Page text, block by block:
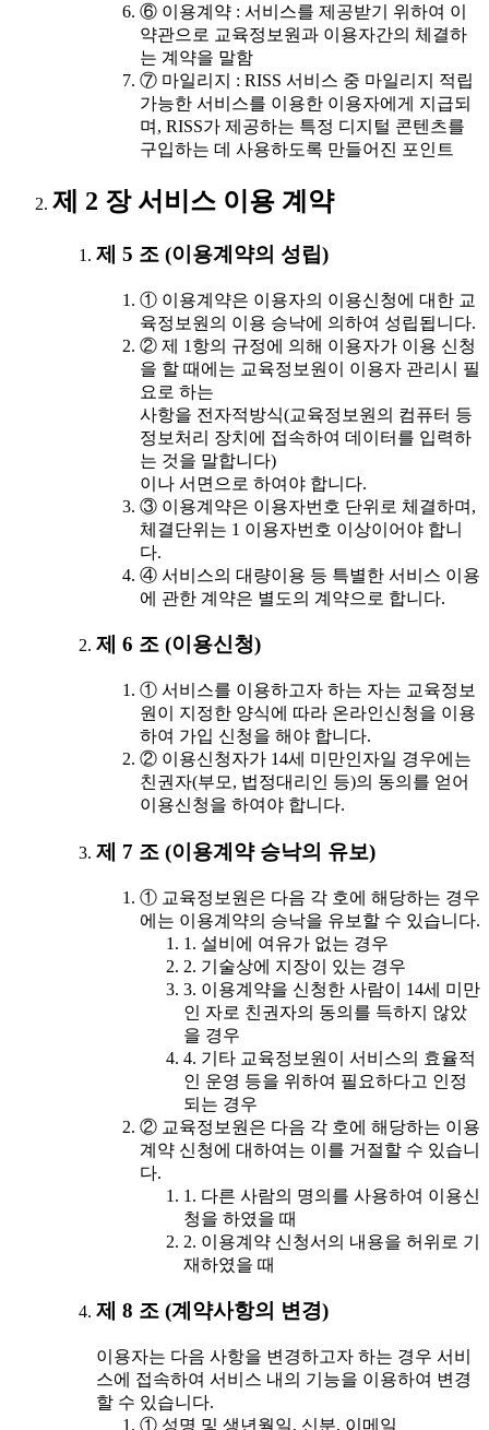
⑥ 이용계약 : 서비스를 제공받기 위하여 이
약관으로 교육정보원과 이용자간의 체결하
는 계약을 말함
⑦ 마일리지 : RISS 서비스 중 마일리지 적립
가능한 서비스를 이용한 이용자에게 지급되
며, RISS가 제공하는 특정 디지털 콘텐츠를
구입하는 데 사용하도록 만들어진 포인트
제 2 장 서비스 이용 계약
제 5 조 (이용계약의 성립)
① 이용계약은 이용자의 이용신청에 대한 교
육정보원의 이용 승낙에 의하여 성립됩니다.
② 제 1항의 규정에 의해 이용자가 이용 신청
을 할 때에는 교육정보원이 이용자 관리시 필
요로 하는
사항을 전자적방식(교육정보원의 컴퓨터 등
정보처리 장치에 접속하여 데이터를 입력하
는 것을 말합니다)
이나 서면으로 하여야 합니다.
③ 이용계약은 이용자번호 단위로 체결하며,
체결단위는 1 이용자번호 이상이어야 합니
다.
④ 서비스의 대량이용 등 특별한 서비스 이용
에 관한 계약은 별도의 계약으로 합니다.
제 6 조 (이용신청)
① 서비스를 이용하고자 하는 자는 교육정보
원이 지정한 양식에 따라 온라인신청을 이용
하여 가입 신청을 해야 합니다.
② 이용신청자가 14세 미만인자일 경우에는
친권자(부모, 법정대리인 등)의 동의를 얻어
이용신청을 하여야 합니다.
제 7 조 (이용계약 승낙의 유보)
① 교육정보원은 다음 각 호에 해당하는 경우
에는 이용계약의 승낙을 유보할 수 있습니다.
1. 설비에 여유가 없는 경우
2. 기술상에 지장이 있는 경우
3. 이용계약을 신청한 사람이 14세 미만
인 자로 친권자의 동의를 득하지 않았
을 경우
4. 기타 교육정보원이 서비스의 효율적
인 운영 등을 위하여 필요하다고 인정
되는 경우
② 교육정보원은 다음 각 호에 해당하는 이용
계약 신청에 대하여는 이를 거절할 수 있습니
다.
1. 다른 사람의 명의를 사용하여 이용신
청을 하였을 때
2. 이용계약 신청서의 내용을 허위로 기
재하였을 때
제 8 조 (계약사항의 변경)
이용자는 다음 사항을 변경하고자 하는 경우 서비
스에 접속하여 서비스 내의 기능을 이용하여 변경
할 수 있습니다.
① 성명 및 생년월일, 신분, 이메일